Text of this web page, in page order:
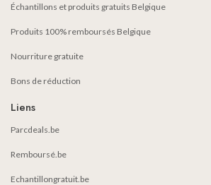
Échantillons et produits gratuits Belgique
Produits 100% remboursés Belgique
Nourriture gratuite
Bons de réduction
Liens
Parcdeals.be
Remboursé.be
Echantillongratuit.be